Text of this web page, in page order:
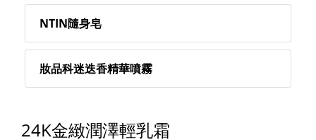
NTIN隨身皂
妝品科迷迭香精華噴霧
24K金緻潤澤輕乳霜